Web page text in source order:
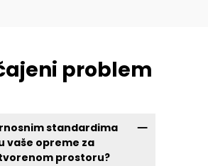
problem
standardima
vaše opreme za
prostoru?